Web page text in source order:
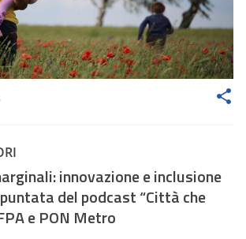
innovazione e inclusione
del podcast “Città che
e PON Metro